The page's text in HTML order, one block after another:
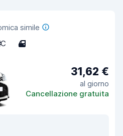
simile
4
31,62 €
al giorno
Cancellazione gratuita